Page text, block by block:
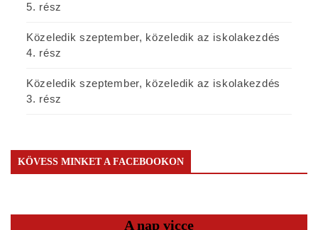
5. rész
Közeledik szeptember, közeledik az iskolakezdés
4. rész
Közeledik szeptember, közeledik az iskolakezdés
3. rész
KÖVESS MINKET A FACEBOOKON
A nap vicce